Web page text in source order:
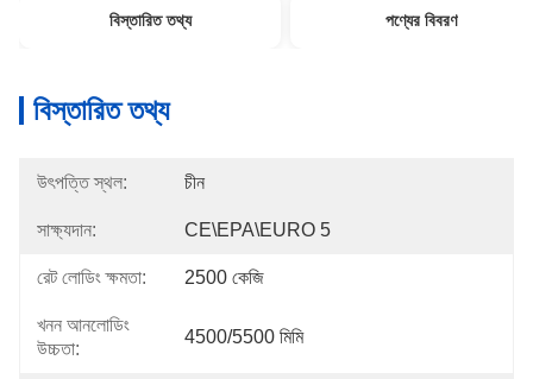
বিস্তারিত তথ্য পণ্যের বিবরণ
বিস্তারিত তথ্য
উৎপত্তি স্থল: চীন
সাক্ষ্যদান: CE\EPA\EURO 5
রেট লোডিং ক্ষমতা: 2500 কেজি
খনন আনলোডিং
উচ্চতা:
4500/5500 মিমি